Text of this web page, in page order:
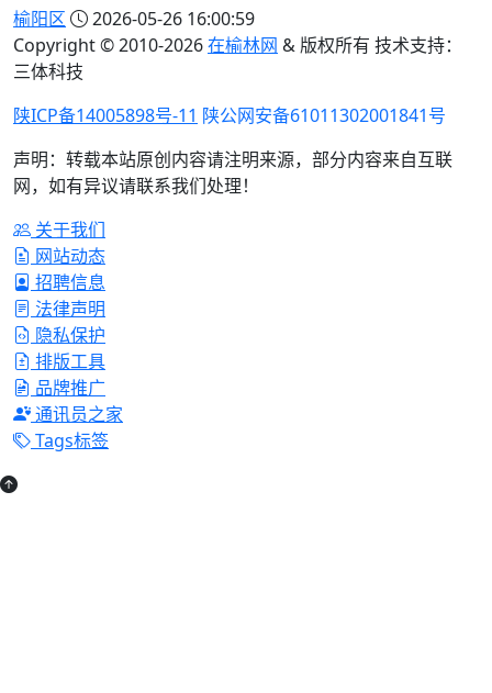
榆阳区
2026-05-26 16:00:59
Copyright © 2010-2026在榆林网 & 版权所有 技术支持：
三体科技
陕ICP备14005898号-11 陕公网安备61011302001841号
声明：转载本站原创内容请注明来源，部分内容来自互联
网，如有异议请联系我们处理！
关于我们
网站动态
招聘信息
法律声明
隐私保护
排版工具
品牌推广
通讯员之家
Tags标签